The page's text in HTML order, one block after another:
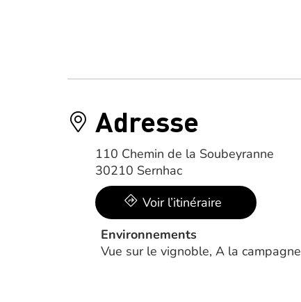
Adresse
110 Chemin de la Soubeyranne
30210 Sernhac
Voir l’itinéraire
Environnements
Vue sur le vignoble, A la campagne